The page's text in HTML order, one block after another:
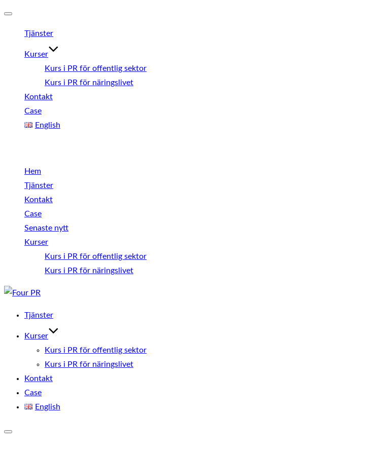
på/avTjänster
Kurser
Kurs i PR för offentlig sektor
Kurs i PR för näringslivet
Kontakt
Case
English
Hem
Tjänster
Kontakt
Case
Senaste nytt
Kurser
Kurs i PR för offentlig sektor
Kurs i PR för näringslivet
Hoppa
innehåll
Tjänster
Kurser
Kurs i PR för offentlig sektor
Kurs i PR för näringslivet
Kontakt
Case
English